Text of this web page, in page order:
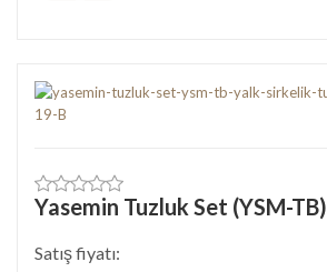
Yasemin Tuzluk Set (YSM-TB)
Satış fiyatı: